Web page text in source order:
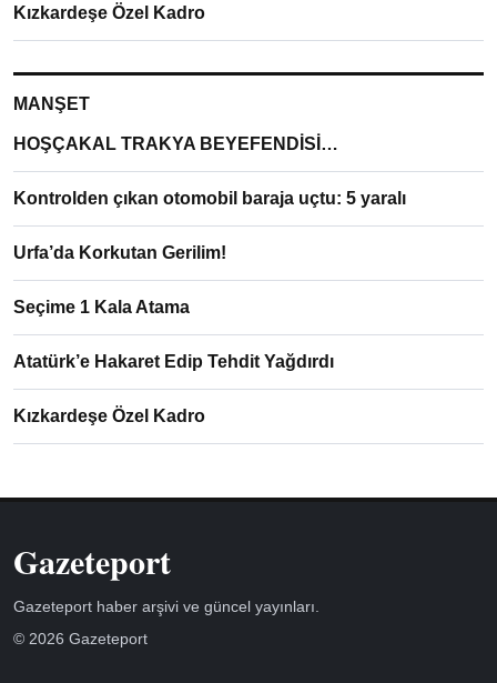
Kızkardeşe Özel Kadro
MANŞET
HOŞÇAKAL TRAKYA BEYEFENDİSİ…
Kontrolden çıkan otomobil baraja uçtu: 5 yaralı
Urfa’da Korkutan Gerilim!
Seçime 1 Kala Atama
Atatürk’e Hakaret Edip Tehdit Yağdırdı
Kızkardeşe Özel Kadro
Gazeteport
Gazeteport haber arşivi ve güncel yayınları.
© 2026 Gazeteport